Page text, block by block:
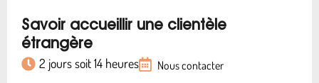
Savoir accueillir une clientèle
étrangère
2 jours soit 14 heures Nous contacter